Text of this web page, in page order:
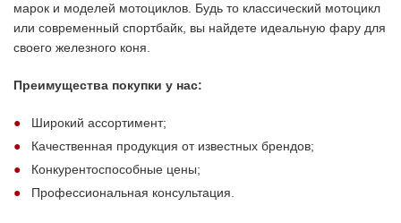
марок и моделей мотоциклов. Будь то классический мотоцикл
или современный спортбайк, вы найдете идеальную фару для
своего железного коня.
Преимущества покупки у нас:
Широкий ассортимент;
Качественная продукция от известных брендов;
Конкурентоспособные цены;
Профессиональная консультация.